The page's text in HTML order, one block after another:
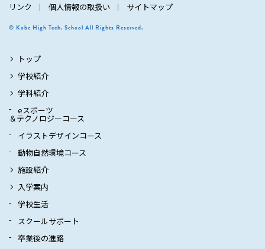
リンク 個人情報の取扱い サイトマップ
© Kobe High Tech. School All Rights Reserved.
トップ
学校紹介
学科紹介
eスポーツ
＆テクノロジーコース
イラストデザインコース
動物自然環境コース
施設紹介
入学案内
学校生活
スクールサポート
卒業後の進路